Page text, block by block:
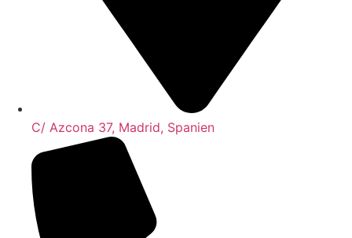
C/ Azcona 37, Madrid, Spanien